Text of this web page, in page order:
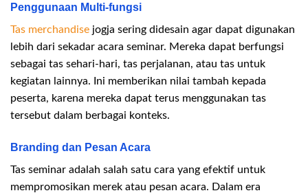
Penggunaan Multi-fungsi
Tas merchandise jogja sering didesain agar dapat digunakan
lebih dari sekadar acara seminar. Mereka dapat berfungsi
sebagai tas sehari-hari, tas perjalanan, atau tas untuk
kegiatan lainnya. Ini memberikan nilai tambah kepada
peserta, karena mereka dapat terus menggunakan tas
tersebut dalam berbagai konteks.
Branding dan Pesan Acara
Tas seminar adalah salah satu cara yang efektif untuk
mempromosikan merek atau pesan acara. Dalam era